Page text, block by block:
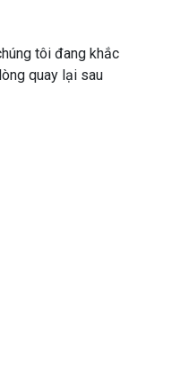
tôi đang khắc
quay lại sau